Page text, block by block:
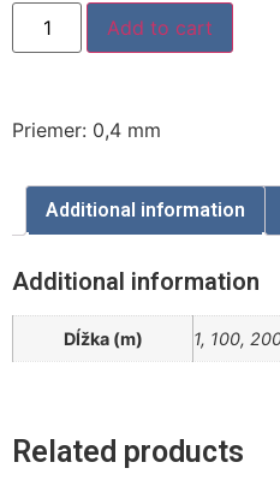
Add to cart
Priemer: 0,4 mm
Additional information
Additional information
Dĺžka (m) 1, 100,
Related products